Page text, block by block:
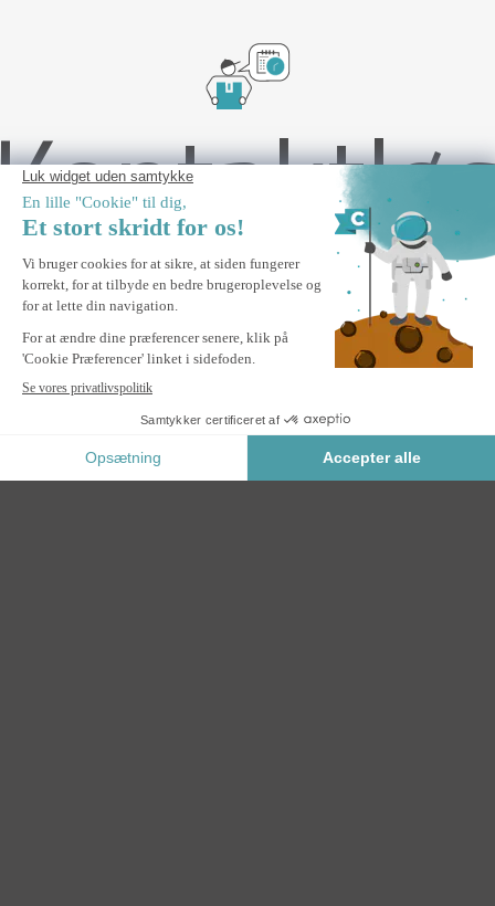
levering
Vægmonteret Carport / Pergola 13,5m² KLEO 4,5x3m
TILFØJ TIL KURV